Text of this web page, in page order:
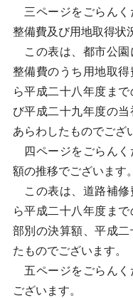
三ページをごらんく
整備費及び用地取得状
この表は、都市公園
整備費のうち用地取
ら平成二十八年度ま
び平成二十九年度の
あらわしたものでござ
四ページをごらんく
額の推移でございます。
この表は、道路補修
ら平成二十八年度ま
部別の決算額、平成
たものでございます。
五ページをごらんく
ございます。